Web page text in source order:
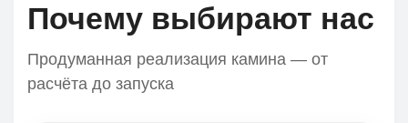
Почему выбирают нас
Продуманная реализация камина — от
расчёта до запуска